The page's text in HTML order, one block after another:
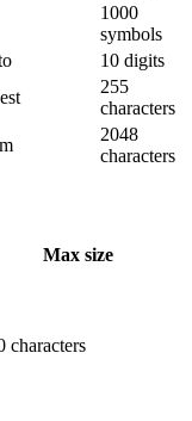
1000
symbols
10 digits
255
characters
2048
characters
Max size
characters